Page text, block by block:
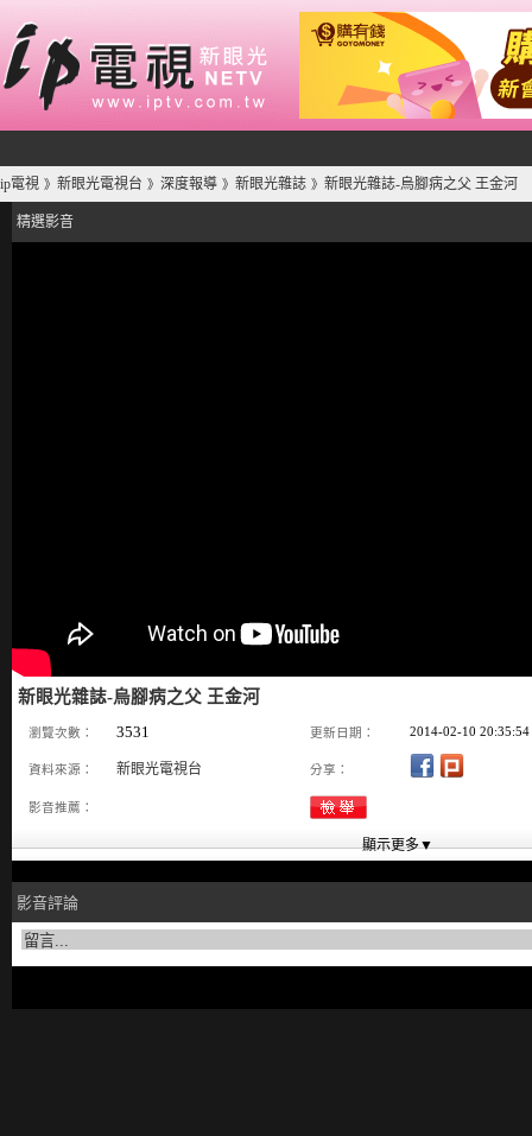
ip電視 》 新眼光電視台 》 深度報導 》 新眼光雜誌 》 新眼光雜誌-烏腳病之父 王金河
精選影音
新眼光雜誌-烏腳病之父 王金河
瀏覽次數： 3531 更新日期： 2014-02-10 20:35:54
資料來源： 新眼光電視台 分享：
影音推薦：
影音評論